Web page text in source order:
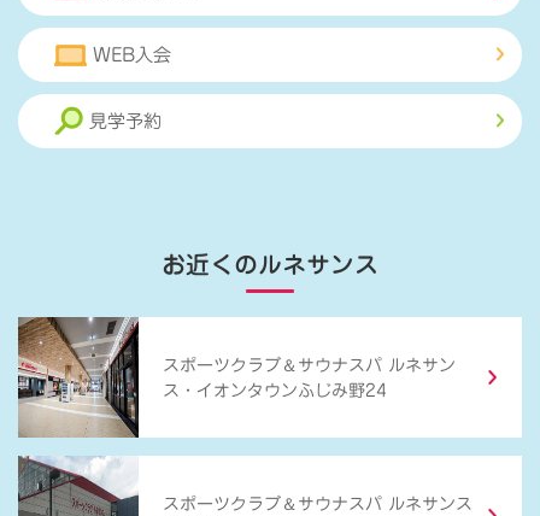
WEB入会
見学予約
お近くのルネサンス
スポーツクラブ ＆ サウナスパ ルネサン
ス・イオンタウンふじみ野24
スポーツクラブ ＆ サウナスパ ルネサンス